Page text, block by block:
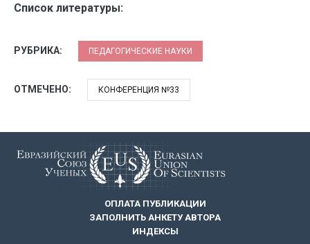
Список литературы:
РУБРИКА: ПЕДАГОГИЧЕСКИЕ НАУКИ
ОТМЕЧЕНО: КОНФЕРЕНЦИЯ №33
ОПЛАТА ПУБЛИКАЦИИ
ЗАПОЛНИТЬ АНКЕТУ АВТОРА
ИНДЕКСЫ